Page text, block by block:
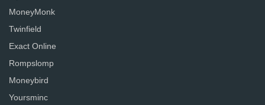
MoneyMonk
Twinfield
Exact Online
Rompslomp
Moneybird
Yoursminc